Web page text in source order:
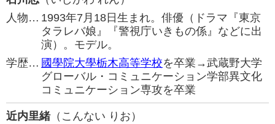
人物… 1993年7月18日生まれ。俳優（ドラマ『東京
タラレバ娘』『警視庁いきもの係』などに出
演）。モデル。
学歴… 國學院大學栃木高等学校を卒業→武蔵野大学
グローバル・コミュニケーション学部異文化
コミュニケーション専攻を卒業
近内里緒（こんない りお）